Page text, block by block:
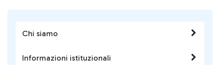
Chi siamo
Informazioni istituzionali